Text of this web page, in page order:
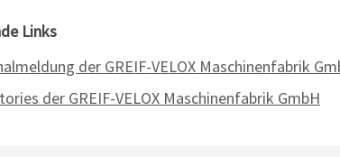
Links
der GREIF-VELOX Maschinenfabrik
der GREIF-VELOX Maschinenfabrik GmbH